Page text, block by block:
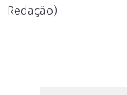
Redação)